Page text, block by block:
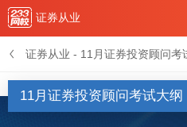
证券从业
证券从业 - 11月证券投资顾问考
11月证券投资顾问考试大纲